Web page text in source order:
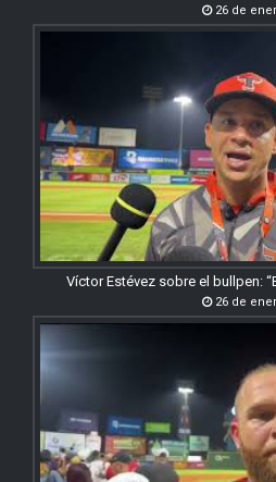
26 de
Víctor Estévez sobre el bullpen:
26 de